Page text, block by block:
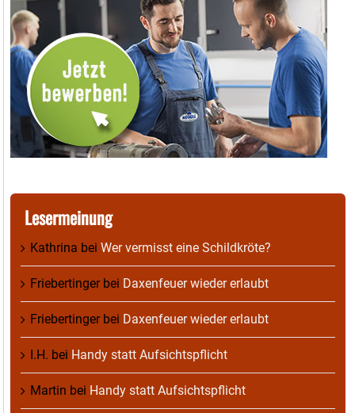
Lesermeinung
Kathrina bei Wer vermisst eine Schildkröte?
Friebertingerbei Daxenfeuer wieder erlaubt
Friebertingerbei Daxenfeuer wieder erlaubt
I.H. bei Handy statt Aufsichtspflicht
Martin bei Handy statt Aufsichtspflicht